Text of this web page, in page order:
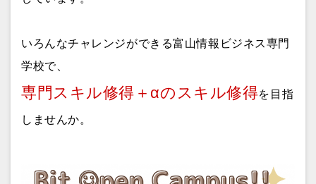
いろんなチャレンジができる富山情報ビジネス専門
学校で、
専門スキル修得＋αのスキル修得を目指
しませんか。